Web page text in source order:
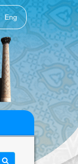
Eng